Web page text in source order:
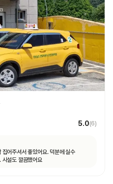
5.0(6)
어주셔서 좋았어요. 덕분에 실수
시설도 깔끔했어요